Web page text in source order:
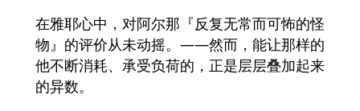
在雅耶心中，对阿尔那『反复无常而可怖的怪
物』的评价从未动摇。——然而，能让那样的
他不断消耗、承受负荷的，正是层层叠加起来
的异数。